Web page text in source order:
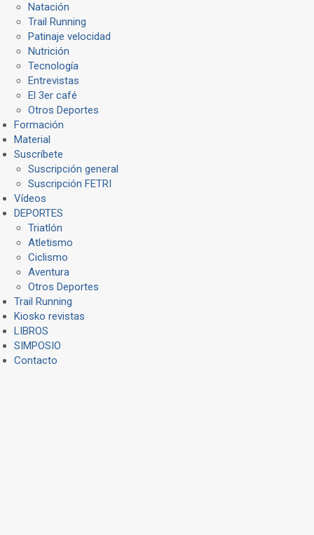
Natación
Trail Running
Patinaje velocidad
Nutrición
Tecnología
Entrevistas
El 3er café
Otros Deportes
Formación
Material
Suscríbete
Suscripción general
Suscripción FETRI
Vídeos
DEPORTES
Triatlón
Atletismo
Ciclismo
Aventura
Otros Deportes
Trail Running
Kiosko revistas
LIBROS
SIMPOSIO
Contacto